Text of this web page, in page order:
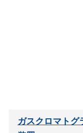
ガスクロマトグ